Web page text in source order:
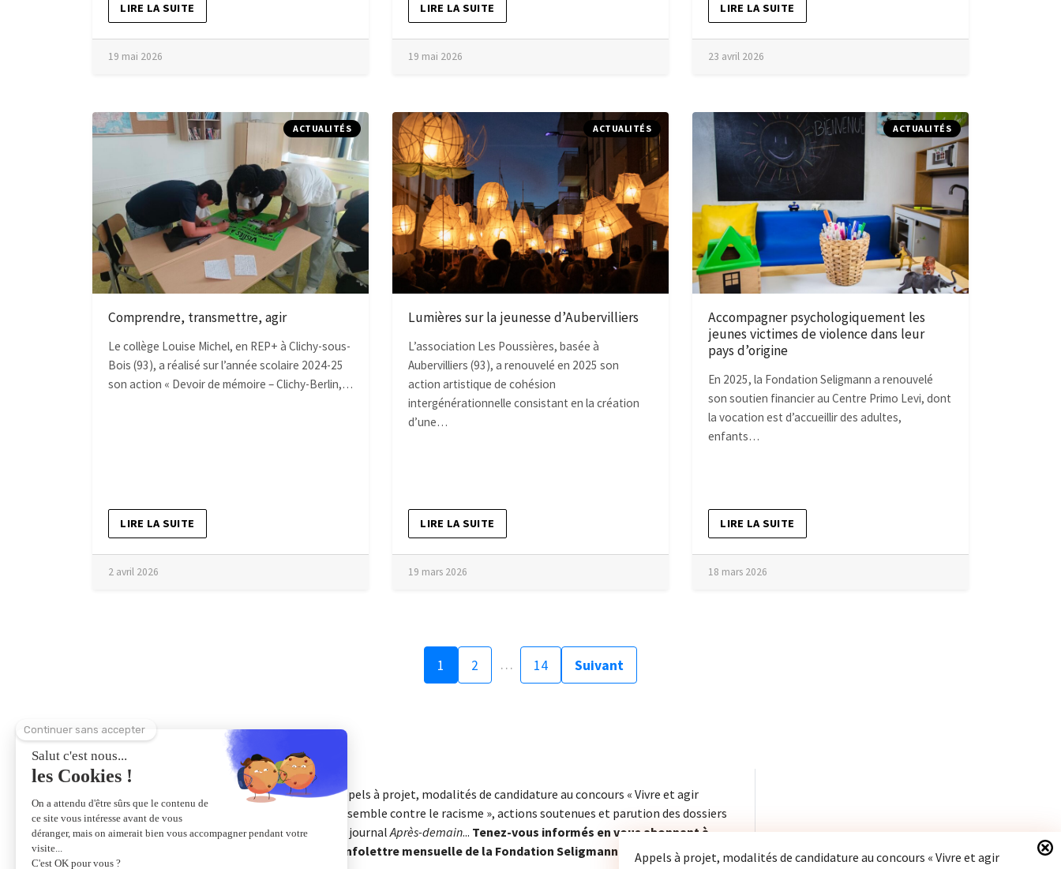
LIRE LA SUITE
19 mai 2026
LIRE LA SUITE
19 mai 2026
LIRE LA SUITE
23 avril 2026
ACTUALITÉS
Comprendre, transmettre, agir
Le collège Louise Michel, en REP+ à Clichy-sous-
Bois (93), a réalisé sur l’année scolaire 2024-25
son action « Devoir de mémoire – Clichy-Berlin,…
LIRE LA SUITE
2 avril 2026
ACTUALITÉS
Lumières sur la jeunesse d’Aubervilliers
L’association Les Poussières, basée à
Aubervilliers (93), a renouvelé en 2025 son
action artistique de cohésion
intergénérationnelle consistant en la création
d’une…
LIRE LA SUITE
19 mars 2026
ACTUALITÉS
Accompagner psychologiquement les
jeunes victimes de violence dans leur
pays d’origine
En 2025, la Fondation Seligmann a renouvelé
son soutien financier au Centre Primo Levi, dont
la vocation est d’accueillir des adultes,
enfants…
LIRE LA SUITE
18 mars 2026
1 2 … 14 Suivant
Appels à projet, modalités de candidature au concours « Vivre et agir
ensemble contre le racisme », actions soutenues et parution des dossiers
du journalAprès-demain... Tenez-vous informés en vous abonnant à
l'infolettre mensuelle de la Fondation Seligmann.
Appels à projet, modalités de candidature au concours « Vivre et agir